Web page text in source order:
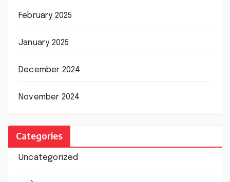
February 2025
January 2025
December 2024
November 2024
Categories
Uncategorized